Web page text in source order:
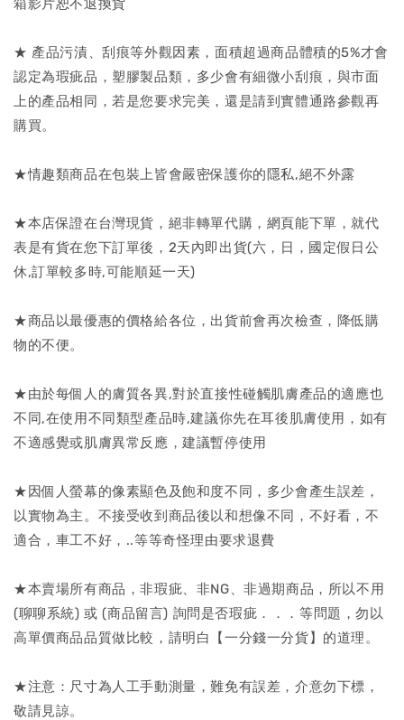
箱影片恕不退換貨
★ 產品污漬、刮痕等外觀因素，面積超過商品體積的5%才會
認定為瑕疵品，塑膠製品類，多少會有細微小刮痕，與市面
上的產品相同，若是您要求完美，還是請到實體通路參觀再
購買。
★情趣類商品在包裝上皆會嚴密保護你的隱私,絕不外露
★本店保證在台灣現貨，絕非轉單代購，網頁能下單，就代
表是有貨在您下訂單後，2天內即出貨(六，日，國定假日公
休,訂單較多時,可能順延一天)
★商品以最優惠的價格給各位，出貨前會再次檢查，降低購
物的不便。
★由於每個人的膚質各異,對於直接性碰觸肌膚產品的適應也
不同,在使用不同類型產品時,建議你先在耳後肌膚使用，如有
不適感覺或肌膚異常反應，建議暫停使用
★因個人螢幕的像素顯色及飽和度不同，多少會產生誤差，
以實物為主。不接受收到商品後以和想像不同，不好看，不
適合，車工不好，..等等奇怪理由要求退費
★本賣場所有商品，非瑕疵、非NG、非過期商品，所以不用
(聊聊系統) 或 (商品留言) 詢問是否瑕疵．．．等問題，勿以
高單價商品品質做比較，請明白【一分錢一分貨】的道理。
★注意：尺寸為人工手動測量，難免有誤差，介意勿下標，
敬請見諒。